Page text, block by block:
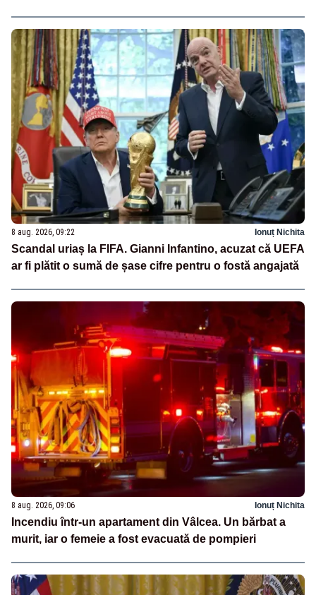
8 aug. 2026, 09:22 Ionuț Nichita
Scandal uriaș la FIFA. Gianni Infantino, acuzat că UEFA
ar fi plătit o sumă de șase cifre pentru o fostă angajată
8 aug. 2026, 09:06 Ionuț Nichita
Incendiu într-un apartament din Vâlcea. Un bărbat a
murit, iar o femeie a fost evacuată de pompieri